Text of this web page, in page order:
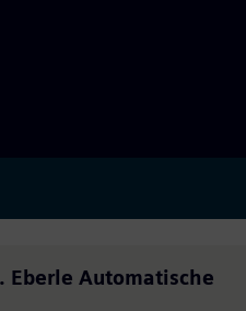
Eberle Automatische